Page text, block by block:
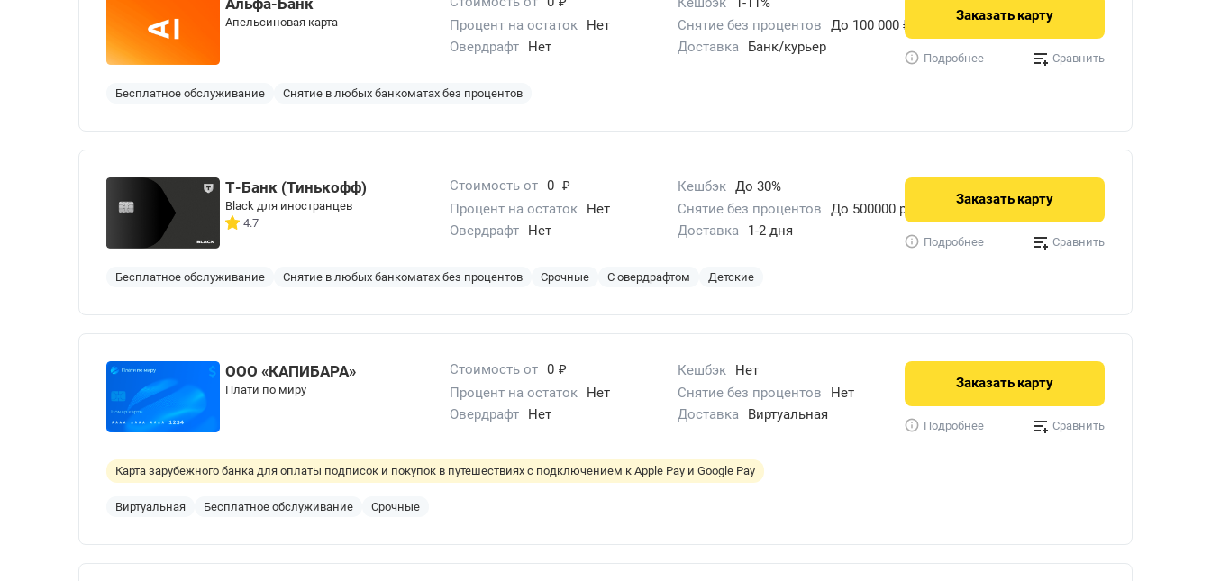
Апельсиновая карта
Процент на остаток
Нет Снятие без процентов
До 100 000 ₽/мес.
Овердрафт
Нет Доставка Банк/курьер
Бесплатное обслуживание Снятие в любых банкоматах без процентов
Заказать карту
Подробнее Сравнить
Т-Банк (Тинькофф)
Black для иностранцев
4.7
Стоимость от 0 ₽ Кешбэк До 30%
Процент на остаток
Нет Снятие без процентов
До 500000 руб.
Овердрафт
Нет Доставка 1-2 дня
Бесплатное обслуживание Снятие в любых банкоматах без процентов Срочные С овердрафтом Детские
Заказать карту
Подробнее Сравнить
ООО «КАПИБАРА»
Плати по миру
Стоимость от 0 ₽ Кешбэк
Нет
Процент на остаток
Нет Снятие без процентов
Нет
Овердрафт
Нет Доставка Виртуальная
Карта зарубежного банка для оплаты подписок и покупок в путешествиях с подключением к Apple Pay и Google Pay
Виртуальная Бесплатное обслуживание Срочные
Заказать карту
Подробнее Сравнить